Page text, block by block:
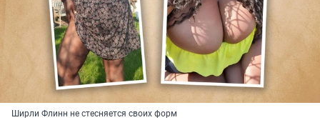
Ширли Флинн не стесняется своих форм